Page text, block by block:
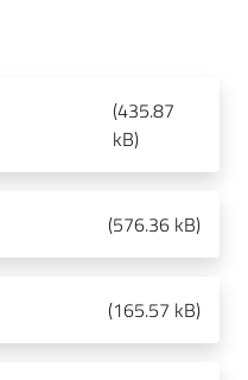
(435.87
kB)
(576.36 kB)
(165.57 kB)